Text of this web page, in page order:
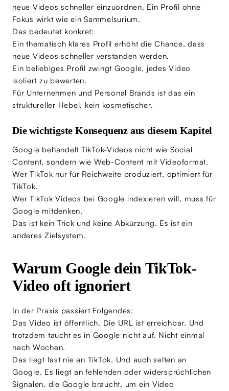
neue Videos schneller einzuordnen. Ein Profil ohne
Fokus wirkt wie ein Sammelsurium.
Das bedeutet konkret:
Ein thematisch klares Profil erhöht die Chance, dass
neue Videos schneller verstanden werden.
Ein beliebiges Profil zwingt Google, jedes Video
isoliert zu bewerten.
Für Unternehmen und Personal Brands ist das ein
struktureller Hebel, kein kosmetischer.
Die wichtigste Konsequenz aus diesem Kapitel
Google behandelt TikTok-Videos nicht wie Social
Content, sondern wie Web-Content mit Videoformat.
Wer TikTok nur für Reichweite produziert, optimiert für
TikTok.
Wer TikTok Videos bei Google indexieren will, muss für
Google mitdenken.
Das ist kein Trick und keine Abkürzung. Es ist ein
anderes Zielsystem.
Warum Google dein TikTok-
Video oft ignoriert
In der Praxis passiert Folgendes:
Das Video ist öffentlich. Die URL ist erreichbar. Und
trotzdem taucht es in Google nicht auf. Nicht einmal
nach Wochen.
Das liegt fast nie an TikTok. Und auch selten an
Google. Es liegt an fehlenden oder widersprüchlichen
Signalen, die Google braucht, um ein Video